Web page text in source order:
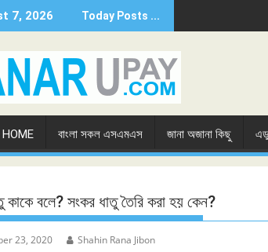
7, 2026 Today Posts ...
HOME বাংলা সকল এসএমএস জানা অজানা কিছু
কাকে বলে? সংকর ধাতু তৈরি করা হয় কেন?
23, 2020 Shahin Rana Jibon